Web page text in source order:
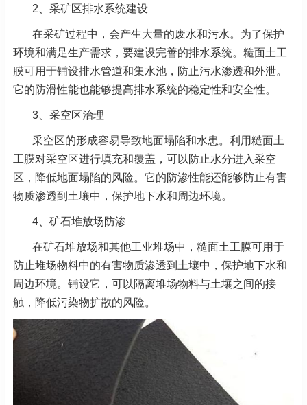
2、 采矿区排水系统建设
在采矿过程中，会产生大量的废水和污水。为了保护
环境和满足生产需求，要建设完善的排水系统。糙面土工
膜可用于铺设排水管道和集水池，防止污水渗透和外泄。
它的防滑性能也能够提高排水系统的稳定性和安全性。
3、采空区治理
采空区的形成容易导致地面塌陷和水患。利用糙面土
工膜对采空区进行填充和覆盖，可以防止水分进入采空
区，降低地面塌陷的风险。它的防渗性能还能够防止有害
物质渗透到土壤中，保护地下水和周边环境。
4、 矿石堆放场防渗
在矿石堆放场和其他工业堆场中，糙面土工膜可用于
防止堆场物料中的有害物质渗透到土壤中，保护地下水和
周边环境。铺设它，可以隔离堆场物料与土壤之间的接
触，降低污染物扩散的风险。